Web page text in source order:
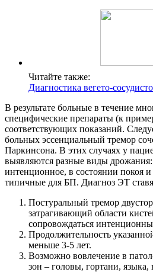
Читайте также:
Диагностика вегето-
В результате больные в течение
специфические препараты (к
соответствующих показаний.
больных эссенциальный тремор
Паркинсона. В этих случаях у
выявляются разные виды дрожания:
интенционное, в состоянии покоя
типичные для БП. Диагноз ЭТ
Постуральный тремор
затрагивающий области
сопровождаться
Продолжительность
меньше 3-5 лет.
Возможно вовлечение в
зон – головы, гортани,